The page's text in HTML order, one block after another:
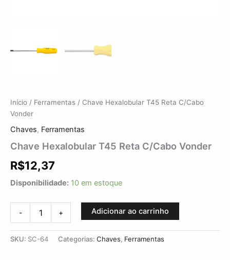
Início / Ferramentas / Chave Hexalobular T45 Reta C/Cabo
Vonder
Chaves, Ferramentas
Chave Hexalobular T45 Reta C/Cabo Vonder
R$12,37
Disponibilidade: 10 em estoque
- + Adicionar ao carrinho
SKU: SC-64 Categorias: Chaves, Ferramentas